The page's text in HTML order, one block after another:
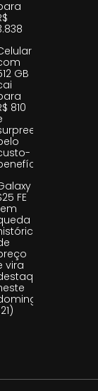
GB
810
FE
vira